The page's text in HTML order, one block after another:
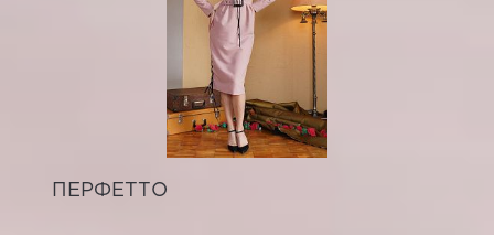
ПЕРФЕТТО